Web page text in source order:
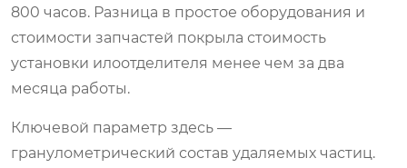
800 часов. Разница в простое оборудования и
стоимости запчастей покрыла стоимость
установки илоотделителя менее чем за два
месяца работы.
Ключевой параметр здесь —
гранулометрический состав удаляемых частиц.